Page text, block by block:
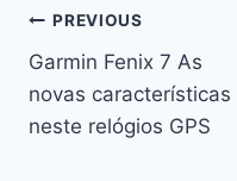
Navegação
de
artigos
PREVIOUS
Garmin Fenix 7 As
novas características
neste relógios GPS